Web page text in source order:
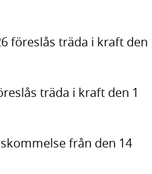
föreslås träda i kraft den
träda i kraft den 1
från den 14